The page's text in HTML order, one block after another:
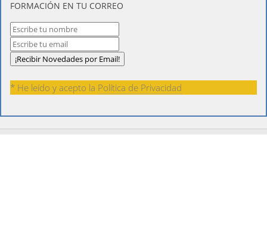
FORMACIÓN EN TU CORREO
* He leído y acepto la Política de Privacidad